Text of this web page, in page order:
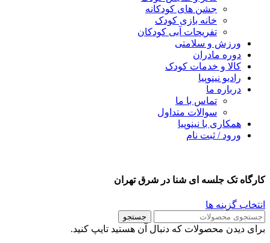
جشن های کودکانه
خانه بازی کودک
تفریحات آبی کودکان
ورزش و سلامتی
دوره مادران
کالا و خدمات کودک
رادیو نینوپیا
درباره ما
تماس با ما
سوالات متداول
همکاری با نینوپیا
ورود / ثبت نام
تک جلسه ای شنا در شرق تهران
گزینه ها
جستجو
دیدن محصولات که دنبال آن هستید تایپ کنید.